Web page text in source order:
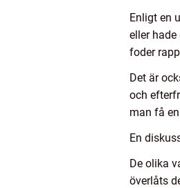
Enligt en
eller
foder
Det är
och
man få
En
De olika
överlåts